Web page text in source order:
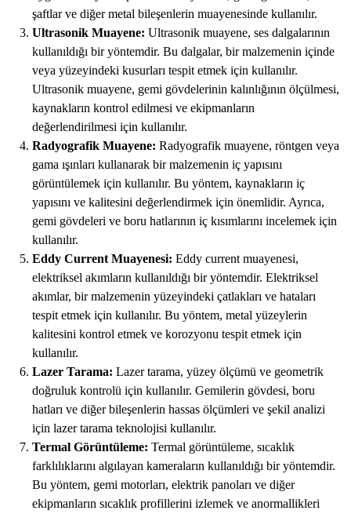
şaftlar ve diğer metal bileşenlerin muayenesinde kullanılır.
Ultrasonik Muayene: Ultrasonik muayene, ses dalgalarının
kullanıldığı bir yöntemdir. Bu dalgalar, bir malzemenin içinde
veya yüzeyindeki kusurları tespit etmek için kullanılır.
Ultrasonik muayene, gemi gövdelerinin kalınlığının ölçülmesi,
kaynakların kontrol edilmesi ve ekipmanların
değerlendirilmesi için kullanılır.
Radyografik Muayene: Radyografik muayene, röntgen veya
gama ışınları kullanarak bir malzemenin iç yapısını
görüntülemek için kullanılır. Bu yöntem, kaynakların iç
yapısını ve kalitesini değerlendirmek için önemlidir. Ayrıca,
gemi gövdeleri ve boru hatlarının iç kısımlarını incelemek için
kullanılır.
Eddy Current Muayenesi: Eddy current muayenesi,
elektriksel akımların kullanıldığı bir yöntemdir. Elektriksel
akımlar, bir malzemenin yüzeyindeki çatlakları ve hataları
tespit etmek için kullanılır. Bu yöntem, metal yüzeylerin
kalitesini kontrol etmek ve korozyonu tespit etmek için
kullanılır.
Lazer Tarama: Lazer tarama, yüzey ölçümü ve geometrik
doğruluk kontrolü için kullanılır. Gemilerin gövdesi, boru
hatları ve diğer bileşenlerin hassas ölçümleri ve şekil analizi
için lazer tarama teknolojisi kullanılır.
Termal Görüntüleme: Termal görüntüleme, sıcaklık
farklılıklarını algılayan kameraların kullanıldığı bir yöntemdir.
Bu yöntem, gemi motorları, elektrik panoları ve diğer
ekipmanların sıcaklık profillerini izlemek ve anormallikleri